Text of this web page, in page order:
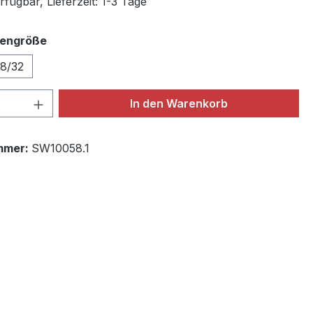
auswählen
32
Anzahl: Gib den gewünschten Wert
In den Warenkorb
SW10058.1